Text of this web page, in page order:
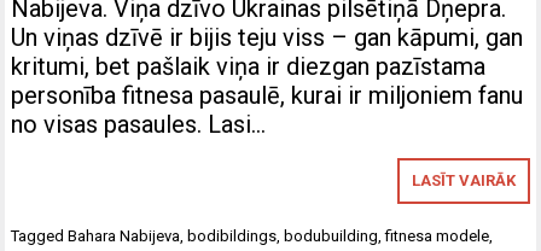
Nabijeva. Viņa dzīvo Ukrainas pilsētiņā Dņepra.
Un viņas dzīvē ir bijis teju viss – gan kāpumi, gan
kritumi, bet pašlaik viņa ir diezgan pazīstama
personība fitnesa pasaulē, kurai ir miljoniem fanu
no visas pasaules. Lasi…
LASĪT VAIRĀK
TaggedBahara Nabijeva ,bodibildings ,bodubuilding ,fitnesa modele